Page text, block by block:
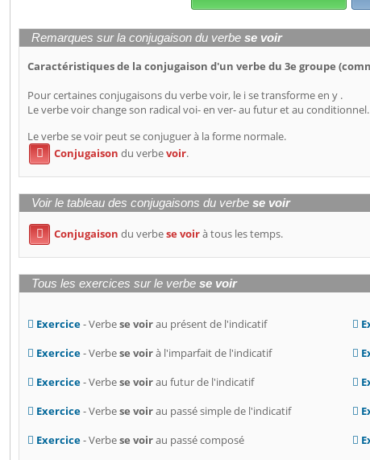
Remarques sur la conjugaison du verbese voir
Caractéristiques de la conjugaison d'un verbe du 3e groupe
Pour certaines conjugaisons du verbe voir, le i se transforme en y .
Le verbe voir change son radical voi- en ver- au futur et au conditionnel.
Le verbe se voir peut se conjuguer à la forme normale.
 Conjugaison du verbevoir.
Voir le tableau des conjugaisons du verbese voir
 Conjugaison du verbese voirà tous les temps.
Tous les exercices sur le verbese voir
Exercice- Verbese voirau présent de l'indicatif
Exercice- Verbese voirà l'imparfait de l'indicatif
Exercice- Verbese voirau futur de l'indicatif
Exercice- Verbese voirau passé simple de l'indicatif
Exercice- Verbese voirau passé composé